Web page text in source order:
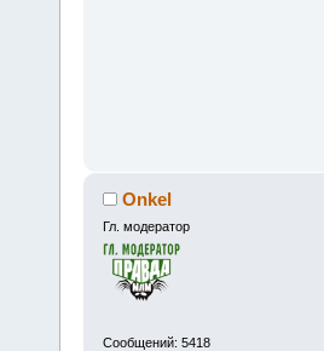
Onkel
Гл. модератор
Сообщений: 5418